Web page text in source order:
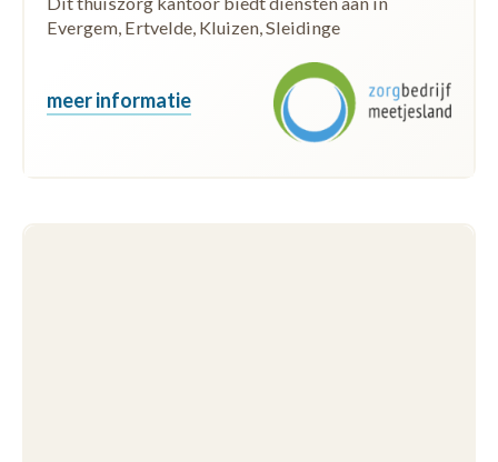
Evergem, Ertvelde, Kluizen, Sleidinge
meer informatie